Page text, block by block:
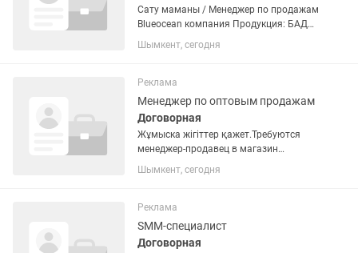
Сату маманы / Менеджер по продажам
Blueocean компания Продукция: БАД
Біздің командаға белсенді,
жауапкершілігі жоғары сату маманы
табысып, сатуды жақсы көрсеңіз —
біз...
Шымкент, сегодня
Реклама
Менеджер по оптовым продажам
Договорная
Жұмыска жігіттер қажет.Требуются
менеджер-продавец в магазин
электроинструментов , есть обучение.
Айлық: 180.000 до 650.000 Түскі тамақ
8:30/18:00
Шымкент, сегодня
Реклама
SMM-специалист
Договорная